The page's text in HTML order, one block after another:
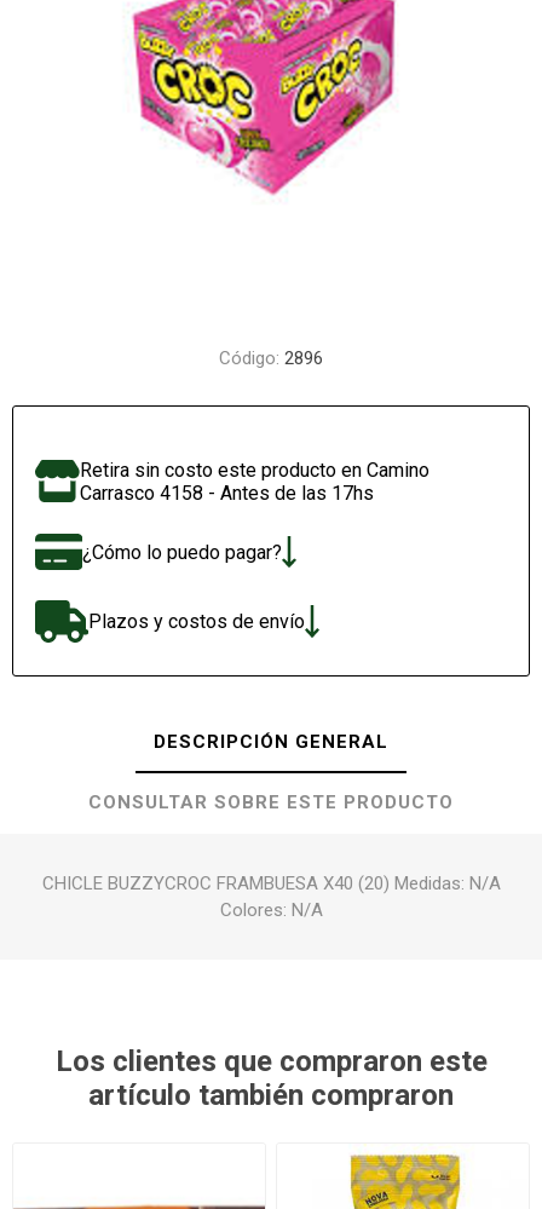
Código: 2896
Retira sin costo este producto en Camino
Carrasco 4158 - Antes de las 17hs
¿Cómo lo puedo pagar?
Plazos y costos de envío
DESCRIPCIÓN GENERAL
CONSULTAR SOBRE ESTE PRODUCTO
CHICLE BUZZYCROC FRAMBUESA X40 (20) Medidas: N/A
Colores: N/A
Los clientes que compraron este
artículo también compraron